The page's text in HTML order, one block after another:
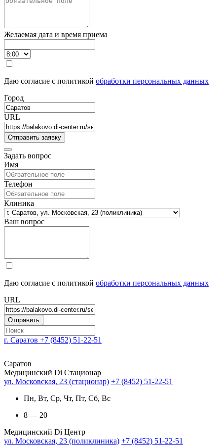
Желаемая дата и время приема
Даю согласие с политикой обработки персональных данных
Город
URL
Задать вопрос
Имя
Телефон
Клиника
Ваш вопрос
Даю согласие с политикой обработки персональных данных
URL
г. Саратов +7 (8452) 51-22-51
Саратов
Медицинский Di Стационар
ул. Московская, 23 (стационар) +7 (8452) 51-22-51
Пн, Вт, Ср, Чт, Пт, Сб, Вс
8 — 20
Медицинский Di Центр
ул. Московская, 23 (поликлиника) +7 (8452) 51-22-51